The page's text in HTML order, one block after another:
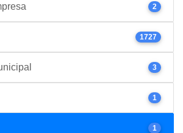
2
1727
3
1
1